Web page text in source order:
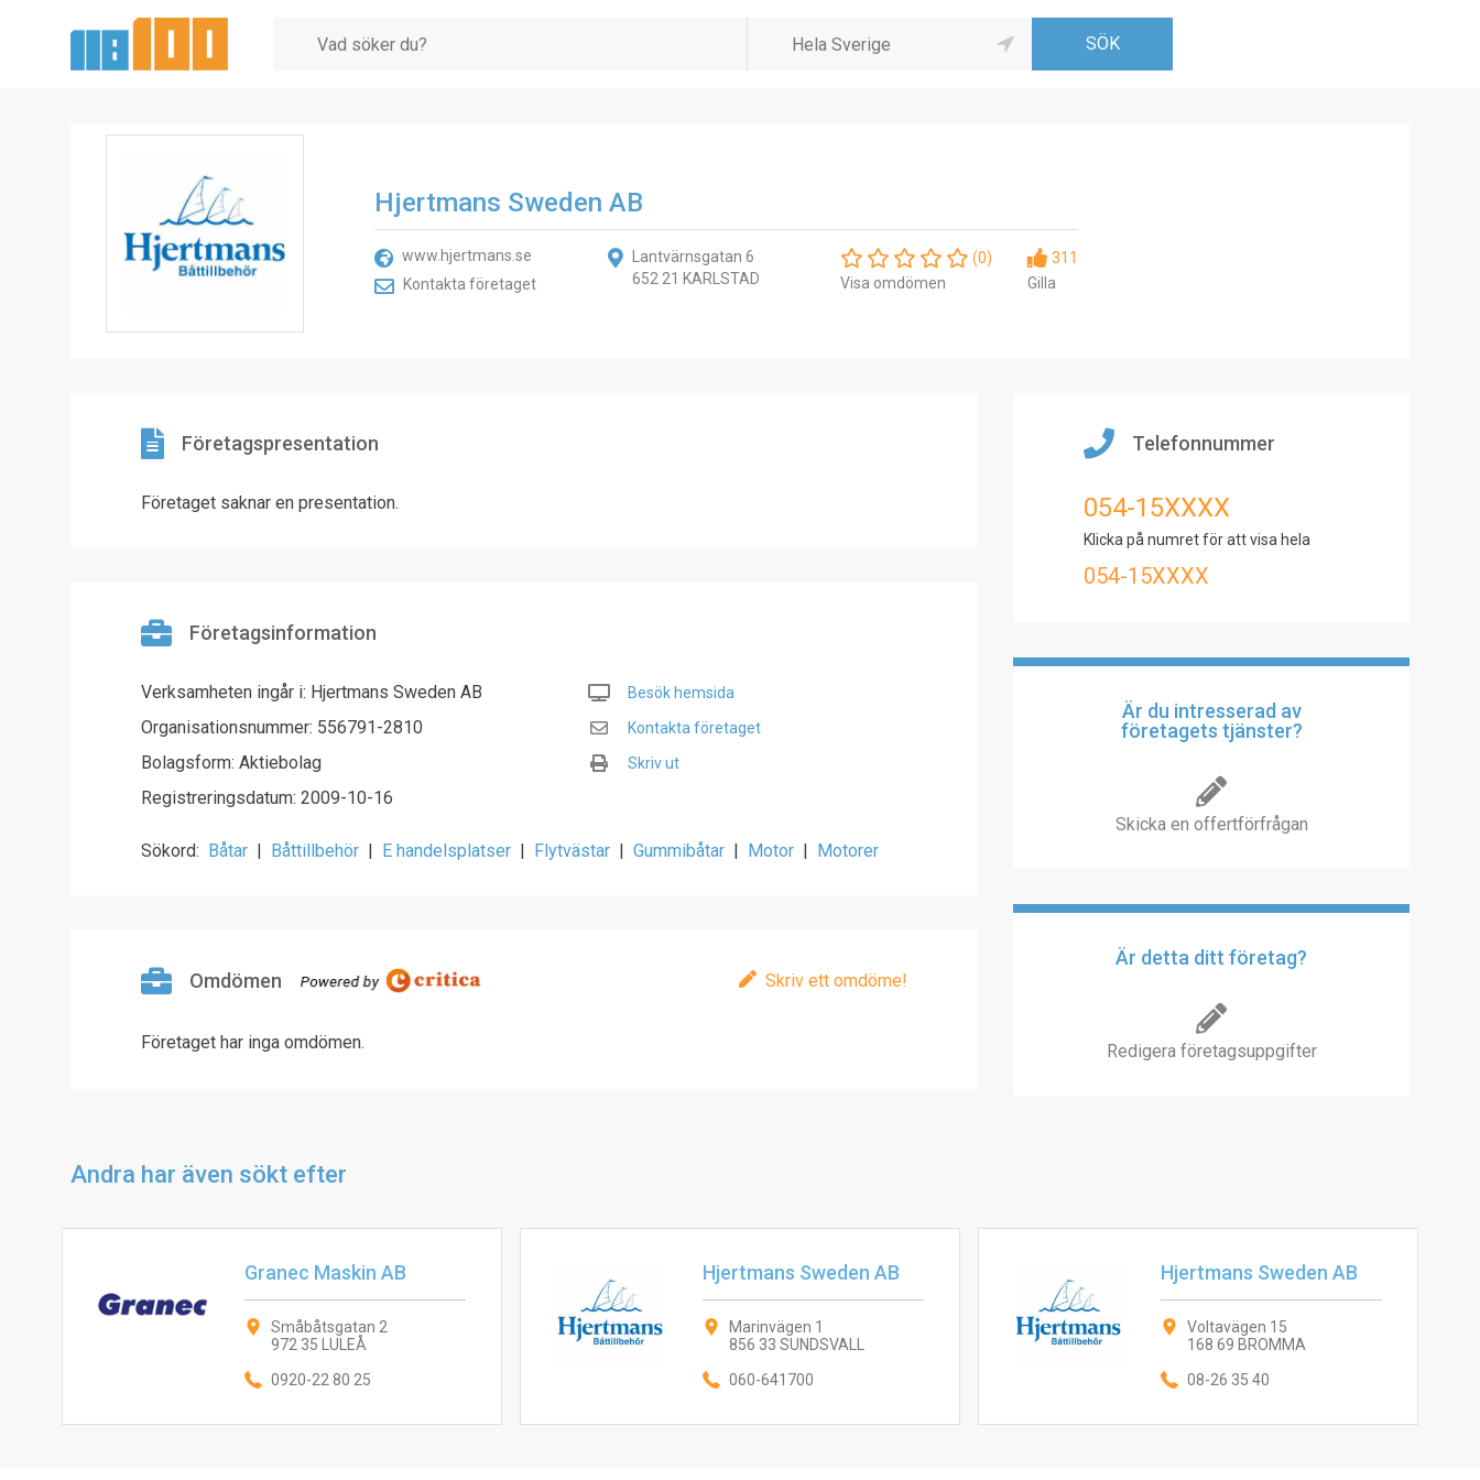
Hjertmans Sweden AB
www.hjertmans.se
Kontakta företaget
Lantvärnsgatan 6
652 21 KARLSTAD
(0)
Visa omdömen
311
Gilla
Företagspresentation
Företaget saknar en presentation.
Företagsinformation
Verksamheten ingår i: Hjertmans Sweden AB
Organisationsnummer: 556791-2810
Bolagsform: Aktiebolag
Registreringsdatum: 2009-10-16
Besök hemsida
Kontakta företaget
Skriv ut
Sökord: Båtar | Båttillbehör | E handelsplatser | Flytvästar | Gummibåtar | Motor | Motorer
Omdömen Skriv ett omdöme!
Företaget har inga omdömen.
Telefonnummer
054-15XXXX
Klicka på numret för att visa hela
054-15XXXX
Är du intresserad av
företagets tjänster?
Skicka en offertförfrågan
Är detta ditt företag?
Redigera företagsuppgifter
Andra har även sökt efter
Granec Maskin AB
Småbåtsgatan 2
972 35 LULEÅ
0920-22 80 25
Hjertmans Sweden AB
Marinvägen 1
856 33 SUNDSVALL
060-641700
Hjertmans Sweden AB
Voltavägen 15
168 69 BROMMA
08-26 35 40